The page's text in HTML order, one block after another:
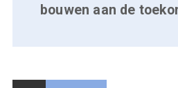
bouwen aan de